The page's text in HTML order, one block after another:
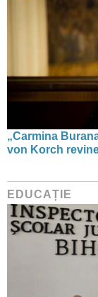
„Carmina
von Korch
EDUCAȚIE